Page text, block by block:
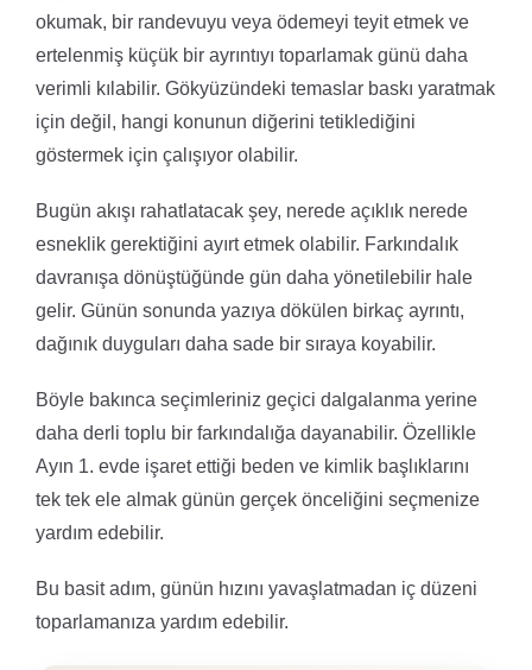
okumak, bir randevuyu veya ödemeyi teyit etmek ve
ertelenmiş küçük bir ayrıntıyı toparlamak günü daha
verimli kılabilir. Gökyüzündeki temaslar baskı yaratmak
için değil, hangi konunun diğerini tetiklediğini
göstermek için çalışıyor olabilir.
Bugün akışı rahatlatacak şey, nerede açıklık nerede
esneklik gerektiğini ayırt etmek olabilir. Farkındalık
davranışa dönüştüğünde gün daha yönetilebilir hale
gelir. Günün sonunda yazıya dökülen birkaç ayrıntı,
dağınık duyguları daha sade bir sıraya koyabilir.
Böyle bakınca seçimleriniz geçici dalgalanma yerine
daha derli toplu bir farkındalığa dayanabilir. Özellikle
Ayın 1. evde işaret ettiği beden ve kimlik başlıklarını
tek tek ele almak günün gerçek önceliğini seçmenize
yardım edebilir.
Bu basit adım, günün hızını yavaşlatmadan iç düzeni
toparlamanıza yardım edebilir.